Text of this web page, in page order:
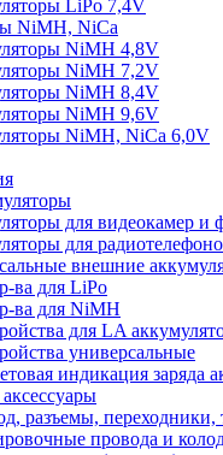
LiPo 7,4V
NiMH, NiCa
NiMH 4,8V
NiMH 7,2V
NiMH 8,4V
NiMH 9,6V
NiMH, NiCa 6,0V
для видеокамер и
для
внешние
ва для LiPo
ва для NiMH
для LA
универсальные
индикация заряда
разъемы, переходники,
провода и